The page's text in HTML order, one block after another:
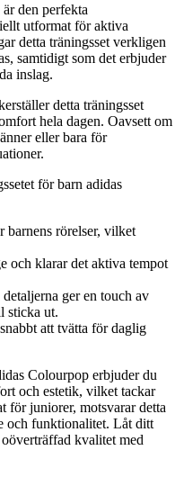
den perfekta
utformat för aktiva
detta träningsset verkligen
samtidigt som det erbjuder
inslag.
detta träningsset
hela dagen. Oavsett om
eller bara för
för barn adidas
barnens rörelser, vilket
och klarar det aktiva tempot
ger en touch av
sticka ut.
att tvätta för daglig
Colourpop erbjuder du
och estetik, vilket tackar
för juniorer, motsvarar detta
och funktionalitet. Låt ditt
kvalitet med